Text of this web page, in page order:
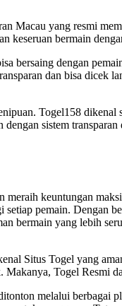
Macau yang resmi
keseruan bermain
bersaing dengan
dan bisa dicek
Togel158 dikenal
sistem
keuntungan
pemain. Dengan
bermain yang lebih
Situs Togel yang
Makanya, Togel Resmi
melalui berbagai